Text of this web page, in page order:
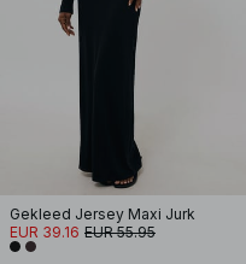
Gekleed Jersey Maxi Jurk
EUR 39.16 EUR 55.95